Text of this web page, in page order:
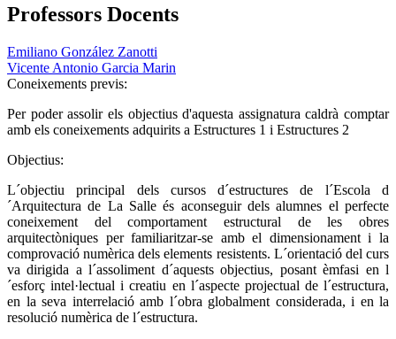
Professors Docents
Emiliano González Zanotti
Vicente Antonio Garcia Marin
Coneixements previs:
Per poder assolir els objectius d'aquesta assignatura caldrà comptar
amb els coneixements adquirits a Estructures 1 i Estructures 2
Objectius:
L´objectiu principal dels cursos d´estructures de l´Escola d
´Arquitectura de La Salle és aconseguir dels alumnes el perfecte
coneixement del comportament estructural de les obres
arquitectòniques per familiaritzar-se amb el dimensionament i la
comprovació numèrica dels elements resistents. L´orientació del curs
va dirigida a l´assoliment d´aquests objectius, posant èmfasi en l
´esforç intel·lectual i creatiu en l´aspecte projectual de l´estructura,
en la seva interrelació amb l´obra globalment considerada, i en la
resolució numèrica de l´estructura.